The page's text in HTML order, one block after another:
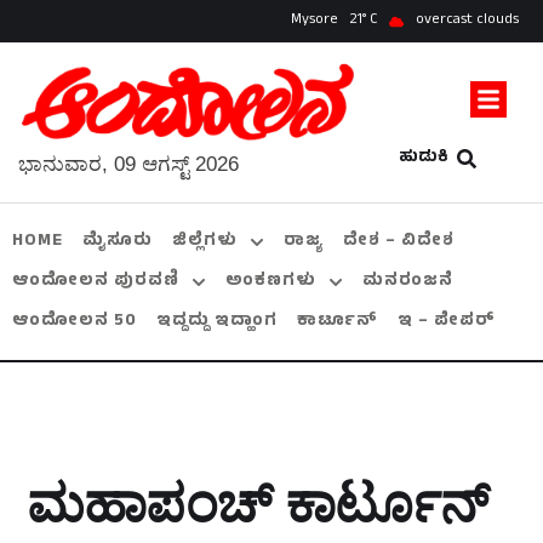
Mysore 21 overcast clouds
ಹುಡುಕಿ
ಭಾನುವಾರ, 09 ಆಗಸ್ಟ್ 2026
HOME ಮೈಸೂರು ಜಿಲ್ಲೆಗಳು ರಾಜ್ಯ
ದೇಶ – ವಿದೇಶ
ಆಂದೋಲನ ಪುರವಣಿ
ಅಂಕಣಗಳು
ಮನರಂಜನೆ
ಆಂದೋಲನ 50
ಇದ್ದದ್ದು ಇದ್ಹಾಂಗ ಕಾರ್ಟೂನ್ ಇ – ಪೇಪರ್
ಮಹಾಪಂಚ್‌ ಕಾರ್ಟೂನ್‌